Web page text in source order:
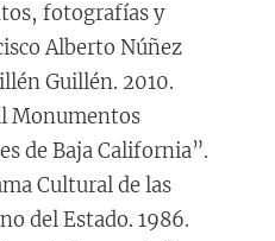
fotografías y
Alberto Núñez
Guillén. 2010.
Monumentos
de Baja California”.
Cultural de las
del Estado. 1986.